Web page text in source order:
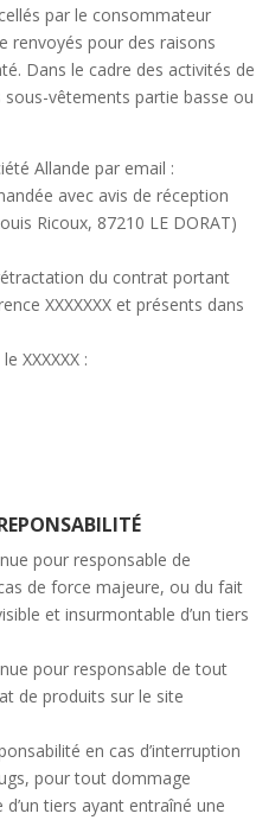
par le consommateur
renvoyés pour des raisons
Dans le cadre des activités de
sous-vêtements partie basse ou
Allande par email :
avec avis de réception
Ricoux, 87210 LE DORAT)
du contrat portant
XXXXXXX et présents dans
XXXXXX :
É
pour responsable de
de force majeure, ou du fait
et insurmontable d’un tiers
pour responsable de tout
de produits sur le site
en cas d’interruption
pour tout dommage
tiers ayant entraîné une